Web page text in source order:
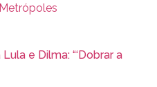
e Dilma: “‘Dobrar a